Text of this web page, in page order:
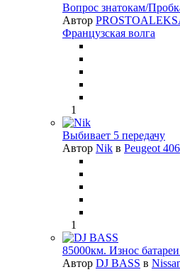
Вопрос знатокам/
Автор
Французская волга
1
Выбивает 5 передачу
Автор Nik в Peugeot 406
1
85000км. Износ
Автор DJ BASS в